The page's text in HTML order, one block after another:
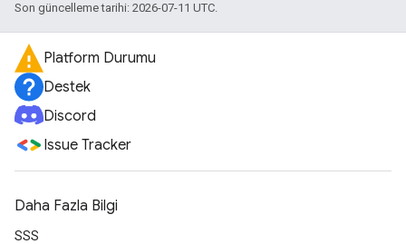
Son güncelleme tarihi: 2026-07-11 UTC.
Platform Durumu
Destek
Discord
Issue Tracker
Daha Fazla Bilgi
SSS